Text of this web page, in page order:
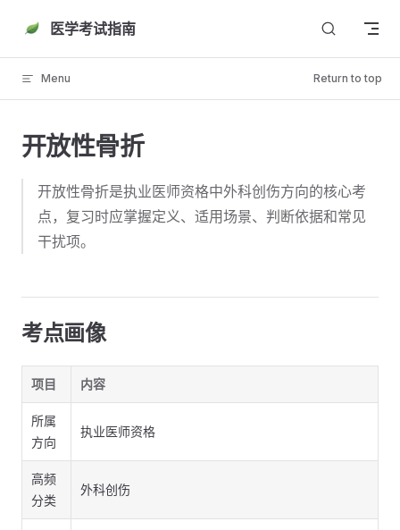
Skip to content
医学考试指南
Menu Return to top
开放性骨折
开放性骨折是执业医师资格中外科创伤方向的核心考
点，复习时应掌握定义、适用场景、判断依据和常见
干扰项。
考点画像
项目 内容
所属
方向
执业医师资格
高频
分类
外科创伤